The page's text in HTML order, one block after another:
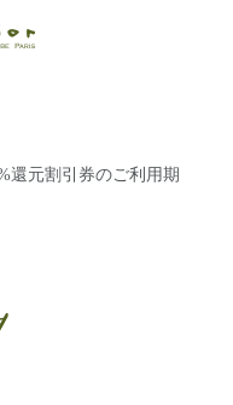
ー
ら
ま
還元割引券のご利用期